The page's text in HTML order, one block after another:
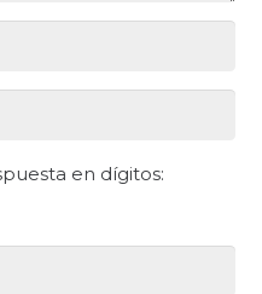
en dígitos: